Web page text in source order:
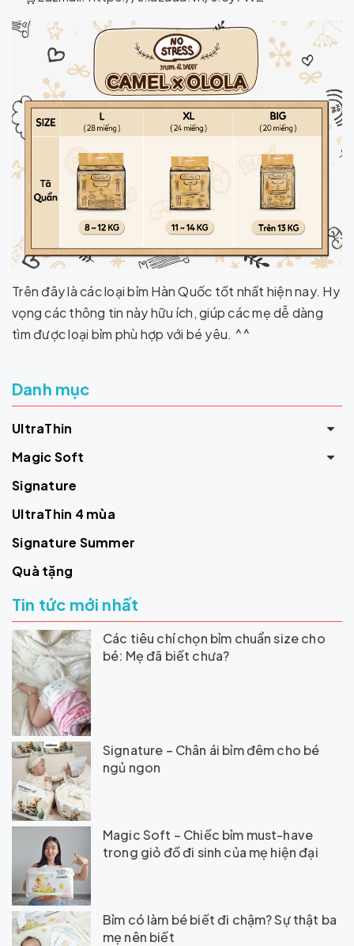
Trên đây là các loại bỉm Hàn Quốc tốt nhất hiện nay. Hy
vọng các thông tin này hữu ích, giúp các mẹ dễ dàng
tìm được loại bỉm phù hợp với bé yêu. ^^
Danh mục
UltraThin
Magic Soft
Signature
UltraThin 4 mùa
Signature Summer
Quà tặng
Tin tức mới nhất
Các tiêu chí chọn bỉm chuẩn size cho
bé: Mẹ đã biết chưa?
Signature – Chân ái bỉm đêm cho bé
ngủ ngon
Magic Soft – Chiếc bỉm must-have
trong giỏ đồ đi sinh của mẹ hiện đại
Bỉm có làm bé biết đi chậm? Sự thật ba
mẹ nên biết